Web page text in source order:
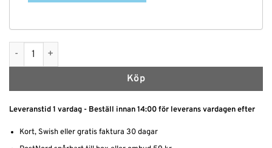
Shapewear bodysuit mängd
Köp
Leveranstid 1 vardag - Beställ innan 14:00 för leverans vardagen efter
Kort, Swish eller gratis faktura 30 dagar